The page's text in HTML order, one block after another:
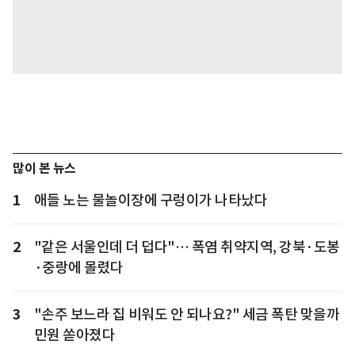
많이 본 뉴스
1 애들 노는 물놀이장에 구렁이가 나타났다
2
"같은 서울인데 더 덥다"… 폭염 취약지역, 강북·도봉
·중랑에 몰렸다
3
"손주 보느라 집 비워도 안 되나요?" 세금 폭탄 맞을까
민원 쏟아졌다